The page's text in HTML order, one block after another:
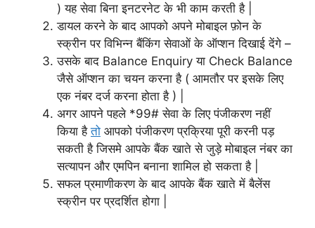
) यह सेवा बिना इनटरनेट के भी काम करती है |
डायल करने के बाद आपको अपने मोबाइल फ़ोन के
स्क्रीन पर विभिन्न बैंकिंग सेवाओं के ऑप्शन दिखाई देंगे –
उसके बाद Balance Enquiry या Check Balance
जैसे ऑप्शन का चयन करना है ( आमतौर पर इसके लिए
एक नंबर दर्ज करना होता है ) |
अगर आपने पहले *99# सेवा के लिए पंजीकरण नहीं
किया हैतो आपको पंजीकरण प्रक्रिया पूरी करनी पड़
सकती है जिसमे आपके बैंक खाते से जुड़े मोबाइल नंबर का
सत्यापन और एमपिन बनाना शामिल हो सकता है |
सफल प्रमाणीकरण के बाद आपके बैंक खाते में बैलेंस
स्क्रीन पर प्रदर्शित होगा |